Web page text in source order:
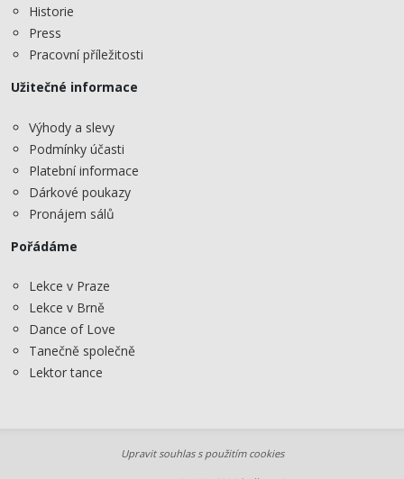
Historie
Press
Pracovní příležitosti
Užitečné informace
Výhody a slevy
Podmínky účasti
Platební informace
Dárkové poukazy
Pronájem sálů
Pořádáme
Lekce v Praze
Lekce v Brně
Dance of Love
Tanečně společně
Lektor tance
Upravit souhlas s použitím cookies